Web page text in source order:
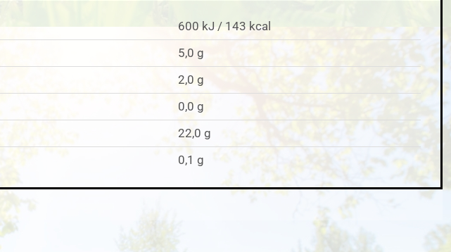
600 kJ / 143 kcal
5,0 g
2,0 g
0,0 g
22,0 g
0,1 g